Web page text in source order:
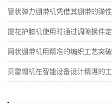
管状弹力绷带机凭借其绷带的弹
提花护膝机使用时通过调隙换件
网状绷带机用精准的编织工艺突
贝雷帽机在智能设备设计精湛的